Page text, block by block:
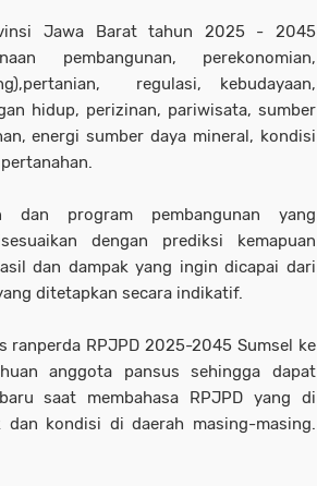
Jawa Barat tahun 2025 - 2045
pembangunan, perekonomian,
pertanian,
regulasi, kebudayaan,
hidup, perizinan, pariwisata, sumber
energi sumber daya mineral, kondisi
dan program pembangunan yang
dengan prediksi kemapuan
dan dampak yang ingin dicapai dari
ditetapkan secara indikatif.
ranperda RPJPD 2025-2045 Sumsel ke
anggota pansus sehingga dapat
saat membahasa RPJPD yang di
dan kondisi di daerah masing-masing.